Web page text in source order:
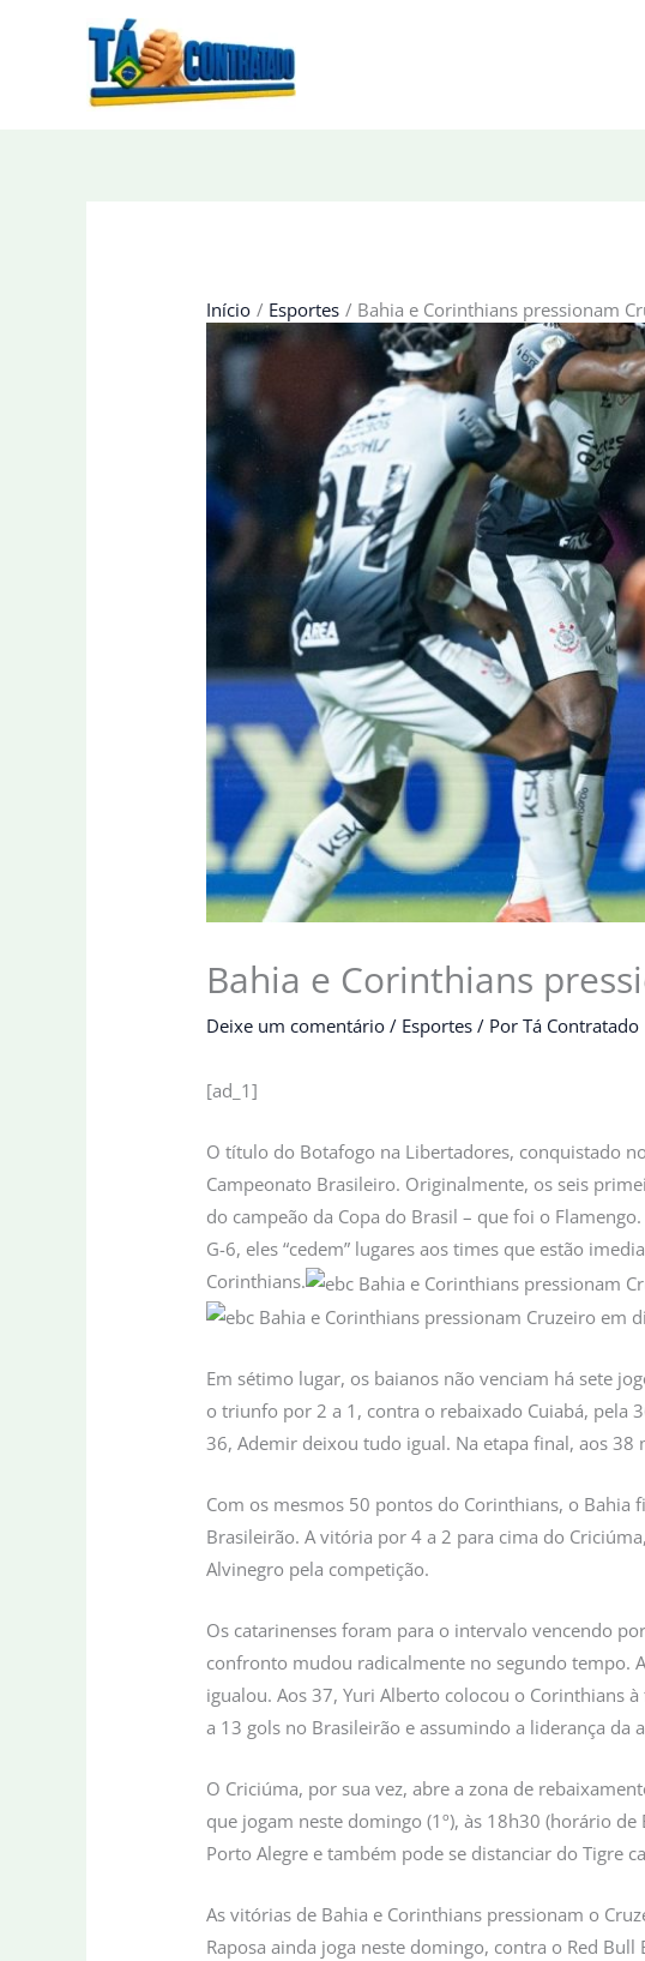
Início Esportes Bahia e Corinthians pressionam
Bahia e Corinthians
Deixe um comentário / Esportes / PorTá Contratado
[ad_1]
O título do Botafogo na Libertadores, conquistado
Campeonato Brasileiro. Originalmente, os seis
do campeão da Copa do Brasil – que foi o
G-6, eles “cedem” lugares aos times que estão
Corinthians.
Em sétimo lugar, os baianos não venciam há sete
o triunfo por 2 a 1, contra o rebaixado Cuiabá, pela
36, Ademir deixou tudo igual. Na etapa final, aos
Com os mesmos 50 pontos do Corinthians, o
Brasileirão. A vitória por 4 a 2 para cima do
Alvinegro pela competição.
Os catarinenses foram para o intervalo vencendo
confronto mudou radicalmente no segundo tempo.
igualou. Aos 37, Yuri Alberto colocou o Corinthians
a 13 gols no Brasileirão e assumindo a liderança da
O Criciúma, por sua vez, abre a zona de
que jogam neste domingo (1º), às 18h30 (horário
Porto Alegre e também pode se distanciar do Tigre
As vitórias de Bahia e Corinthians pressionam o
Raposa ainda joga neste domingo, contra o Red